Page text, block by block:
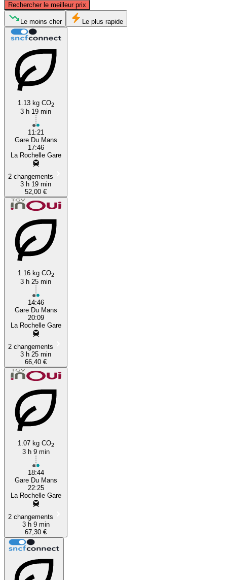
Rechercher le meilleur prix
Le moins cher Le plus rapide
1.13 kg CO2
3 h 19 min
11:21
Gare Du Mans
17:46
La Rochelle Gare
2 changements
3 h 19 min
52,00 €
1.16 kg CO2
3 h 25 min
14:46
Gare Du Mans
20:09
La Rochelle Gare
2 changements
3 h 25 min
66,40 €
1.07 kg CO2
3 h 9 min
18:44
Gare Du Mans
22:25
La Rochelle Gare
2 changements
3 h 9 min
67,30 €